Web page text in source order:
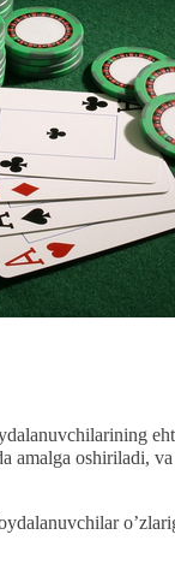
amalga oshiriladi,